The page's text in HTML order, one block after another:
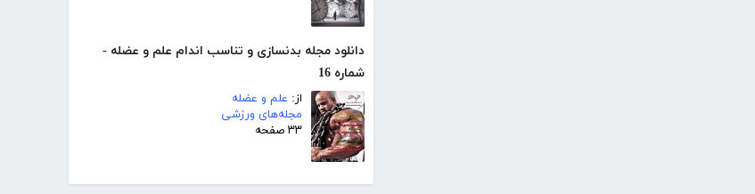
دانلود مجله بدنسازی و تناسب اندام علم و عضله -
شماره 16
از: علم و عضله
مجله‌های ورزشی
۳۳ صفحه